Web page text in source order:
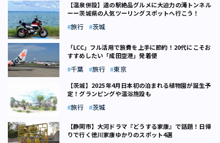
【温泉併設】道の駅絶品グルメに大迫力の滝トンネル
ーー茨城県の人気ツーリングスポットへ行こう！
旅行 茨城
「LCC」フル活用で旅費を上手に節約！20代にこそお
すすめしたい「成田空港」発着便
千葉 旅行 東京
【茨城】2025年4月日本初の泊まれる植物園が誕生予
定！グランピングや温浴施設も
旅行 茨城
【静岡市】大河ドラマ『どうする家康』で話題！日帰
りで行く徳川家康ゆかりのスポット4選